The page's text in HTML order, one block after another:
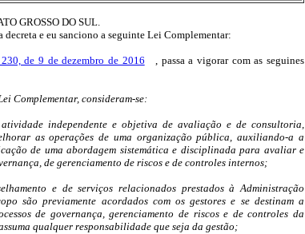
GROSSO DO SUL.
decreta e eu sanciono a seguinte Lei Complementar:
230, de 9 de dezembro de 2016
, passa a vigorar com as seguines
Complementar, consideram-se:
independente e objetiva de avaliação e de consultoria,
as operações de uma organização pública, auxiliando-a a
de uma abordagem sistemática e disciplinada para avaliar e
de gerenciamento de riscos e de controles internos;
e de serviços relacionados prestados à Administração
são previamente acordados com os gestores e se destinam a
de governança, gerenciamento de riscos e de controles da
qualquer responsabilidade que seja da gestão;